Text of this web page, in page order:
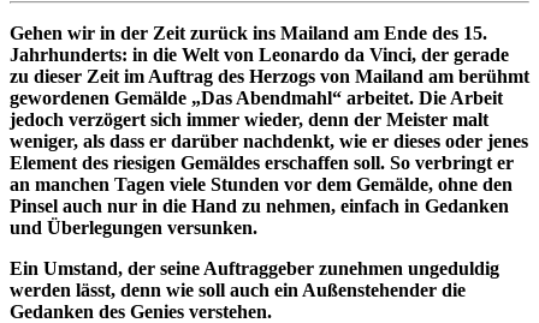
Gehen wir in der Zeit zurück ins Mailand am Ende des 15.
Jahrhunderts: in die Welt von Leonardo da Vinci, der gerade
zu dieser Zeit im Auftrag des Herzogs von Mailand am berühmt
gewordenen Gemälde „Das Abendmahl“ arbeitet. Die Arbeit
jedoch verzögert sich immer wieder, denn der Meister malt
weniger, als dass er darüber nachdenkt, wie er dieses oder jenes
Element des riesigen Gemäldes erschaffen soll. So verbringt er
an manchen Tagen viele Stunden vor dem Gemälde, ohne den
Pinsel auch nur in die Hand zu nehmen, einfach in Gedanken
und Überlegungen versunken.
Ein Umstand, der seine Auftraggeber zunehmen ungeduldig
werden lässt, denn wie soll auch ein Außenstehender die
Gedanken des Genies verstehen.